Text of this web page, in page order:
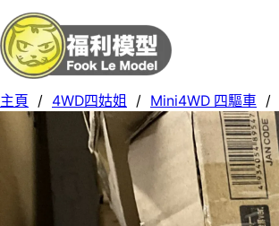
主頁 / 4WD四姑姐 / Mini4WD 四驅車 /